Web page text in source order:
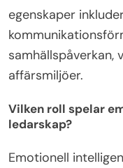
egenskaper
samhällspåverkan,
affärsmiljöer.
Vilken roll spelar
ledarskap?
Emotionell